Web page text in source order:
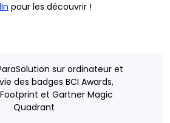
pour les découvrir !